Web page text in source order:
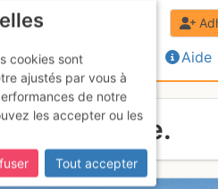
Aide
de Limone.
cookies sont
ajustés par vous à
de notre
les accepter ou les
Tout accepter